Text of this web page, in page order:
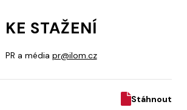
KE STAŽENÍ
PR a média pr@ilom.cz
Stáhnout